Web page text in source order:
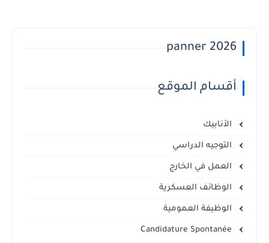
panner 2026
أقسام الموقع
الأنابيك
التوجيه الدراسي
العمل في الخارج
الوظائف العسكرية
الوظيفة العمومية